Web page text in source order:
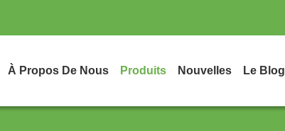
À Propos De Nous Produits Nouvelles Le Blog